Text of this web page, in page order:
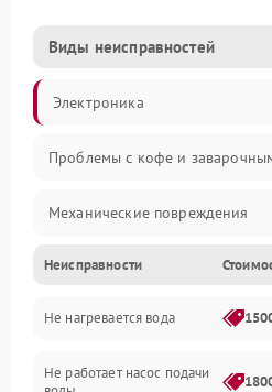
Виды неисправностей
Электроника
Проблемы с кофе и
Механические повреждения
Прочие неисправности
Включение и работа
Проблемы с водой
Неисправности
Не нагревается вода
Не работает насос подачи